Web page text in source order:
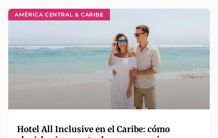
AMÉRICA CENTRAL & CARIBE
Hotel All Inclusive en el Caribe: cómo